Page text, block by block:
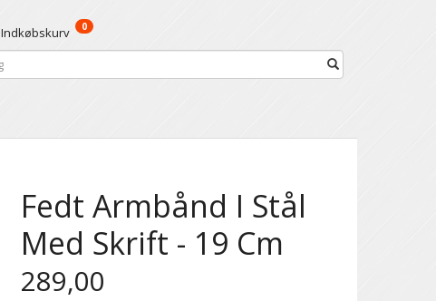
Indkøbskurv 0
Fedt Armbånd I Stål
Med Skrift - 19 Cm
289,00